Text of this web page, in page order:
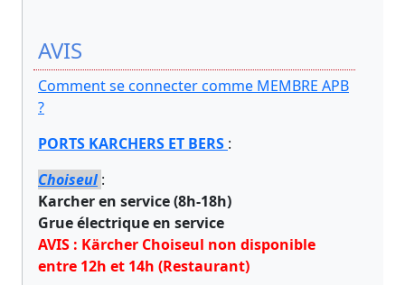
AVIS
Comment se connecter comme MEMBRE APB
?
PORTS KARCHERS ET BERS :
Choiseul :
Karcher en service (8h-18h)
Grue électrique en service
AVIS : Kärcher Choiseul non disponible
entre 12h et 14h (Restaurant)